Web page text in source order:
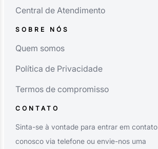
Central de Atendimento
SOBRE NÓS
Quem somos
Política de Privacidade
Termos de compromisso
CONTATO
Sinta-se à vontade para entrar em contato
conosco via telefone ou envie-nos uma